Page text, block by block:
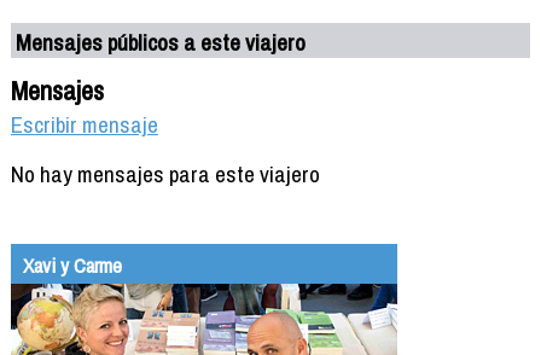
Mensajes públicos a este viajero
Mensajes
Escribir mensaje
No hay mensajes para este viajero
Xavi y Carme